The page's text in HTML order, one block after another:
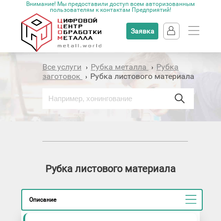
Внимание! Мы предоставили доступ всем авторизованным
пользователям к контактам Предприятий!
Заявка
Все услуги › Рубка металла › Рубка
заготовок
› Рубка листового материала
Рубка листового материала
Описание